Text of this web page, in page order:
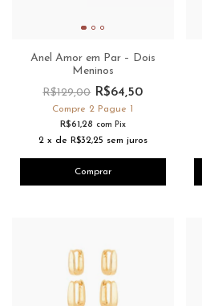
Anel Amor em Par – Dois
Meninos
R$129,00R$64,50
Compre 2 Pague 1
R$61,28 com Pix
2 x de R$32,25 sem juros
Comprar